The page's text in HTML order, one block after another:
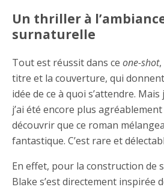
Un thriller à
surnaturelle
Tout est réussit dans ce one-shot
titre et la couverture, qui
idée de ce à quoi s’attendre.
j’ai été encore plus
découvrir que ce roman
fantastique. C’est rare et
En effet, pour la construction de
Blake s’est directement inspirée